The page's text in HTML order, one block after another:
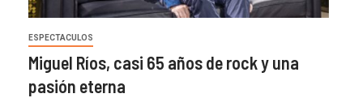
ESPECTACULOS
Miguel Ríos, casi 65 años de rock y una
pasión eterna